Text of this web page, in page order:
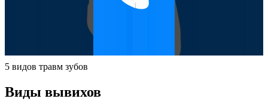
5 видов травм зубов
Виды вывихов